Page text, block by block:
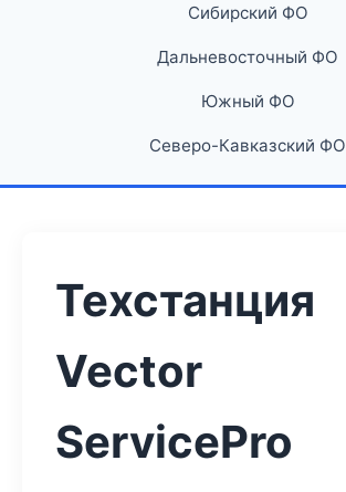
Сибирский ФО
Дальневосточный ФО
Южный ФО
Северо-Кавказский ФО
Техстанция
Vector
ServicePro